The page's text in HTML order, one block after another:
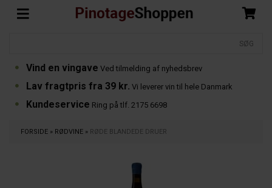
Vind en vingave Ved tilmelding af nyhedsbrev
Lav fragtpris fra 39 kr. Vi leverer vin til hele Danmark
Kundeservice Ring på tlf. 2175 6698
FORSIDE » RØDVINE » RØDE BLANDEDE DRUER